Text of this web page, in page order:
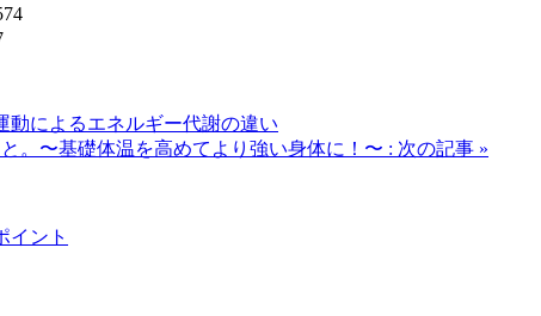
動によるエネルギー代謝の違い
。〜基礎体温を高めてより強い身体に！〜 : 次の記事 »